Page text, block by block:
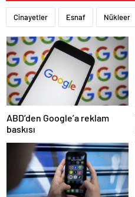
Cinayetler Esnaf Nükleer
ABD’den Google’a reklam
baskısı